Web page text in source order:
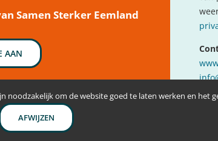
Samen Sterker Eemland
AAN
noodzakelijk om de website goed te laten werken en het
AFWIJZEN